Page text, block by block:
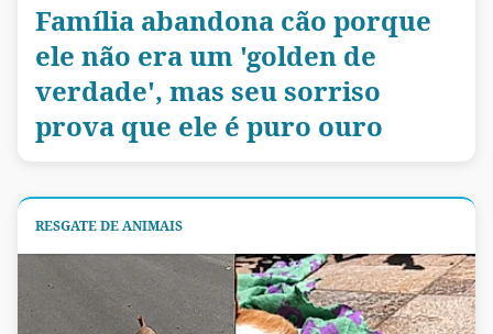
Família abandona cão porque
ele não era um 'golden de
verdade', mas seu sorriso
prova que ele é puro ouro
RESGATE DE ANIMAIS